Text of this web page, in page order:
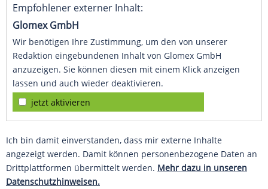
Empfohlener externer Inhalt:
Glomex GmbH
Wir benötigen Ihre Zustimmung, um den von unserer
Redaktion eingebundenen Inhalt von Glomex GmbH
anzuzeigen. Sie können diesen mit einem Klick anzeigen
lassen und auch wieder deaktivieren.
jetzt aktivieren
Ich bin damit einverstanden, dass mir externe Inhalte
angezeigt werden. Damit können personenbezogene Daten an
Drittplattformen übermittelt werden. Mehr dazu in unseren
Datenschutzhinweisen.